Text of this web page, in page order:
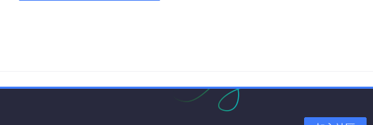
代化的API、参数化测试、动态测试等特性使得编写测试用例更加灵活和